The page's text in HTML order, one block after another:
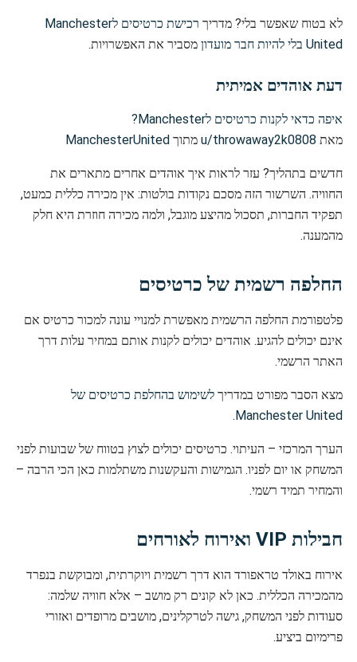
לא בטוח שאפשר בלי? מדריך
רכישת כרטיסים לManchester
United בלי להיות חבר מועדון
מסביר את האפשרויות.
דעת אוהדים אמיתית
איפה כדאי לקנות כרטיסים לManchester?
מאת u/throwaway2k0808 מתוך ManchesterUnited
חדשים בתהליך? עזר לראות איך אוהדים אחרים מתארים את
החוויה. השרשור הזה מסכם נקודות בולטות: אין מכירה כללית כמעט,
תפקיד החברות, תסכול מהיצע מוגבל, ולמה מכירה חוזרת היא חלק
מהמענה.
החלפה רשמית של כרטיסים
פלטפורמת החלפה הרשמית מאפשרת למנויי עונה למכור כרטיס אם
אינם יכולים להגיע. אוהדים יכולים לקנות אותם במחיר עלות דרך
האתר הרשמי.
מצא הסבר מפורט במדריך לשימוש בהחלפת כרטיסים של
Manchester United
.
הערך המרכזי – העיתוי. כרטיסים יכולים לצוץ בטווח של שבועות לפני
המשחק או יום לפניו. הגמישות והעקשנות משתלמות כאן הכי הרבה –
והמחיר תמיד רשמי.
חבילות VIP ואירוח לאורחים
אירוח באולד טראפורד הוא דרך רשמית ויוקרתית, ומבוקשת בנפרד
מהמכירה הכללית. כאן לא קונים רק מושב – אלא חוויה שלמה:
סעודות לפני המשחק, גישה לטרקלינים, מושבים מרופדים ואזורי
פרימיום ביציע.